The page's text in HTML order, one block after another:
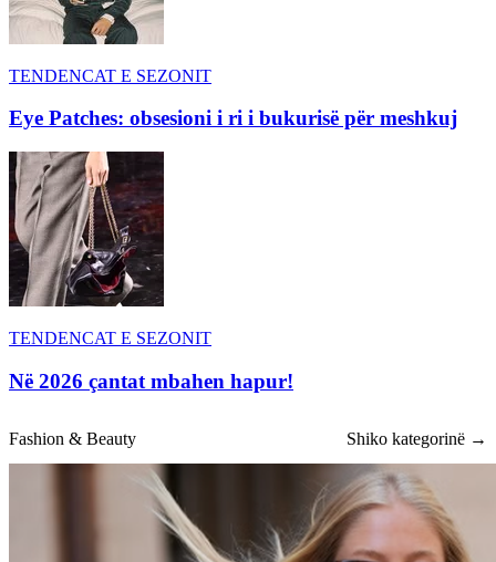
TENDENCAT E SEZONIT
Eye Patches: obsesioni i ri i bukurisë për meshkuj
TENDENCAT E SEZONIT
Në 2026 çantat mbahen hapur!
Fashion & Beauty Shiko kategorinë →